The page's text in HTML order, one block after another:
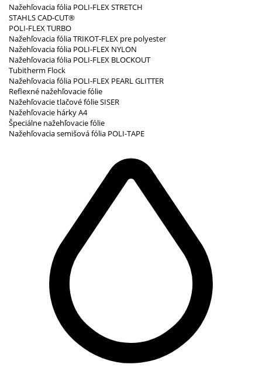
Nažehľovacia fólia POLI-FLEX STRETCH
STAHLS CAD-CUT®
POLI-FLEX TURBO
Nažehľovacia fólia TRIKOT-FLEX pre polyester
Nažehľovacia fólia POLI-FLEX NYLON
Nažehľovacia fólia POLI-FLEX BLOCKOUT
Tubitherm Flock
Nažehľovacia fólia POLI-FLEX PEARL GLITTER
Reflexné nažehľovacie fólie
Nažehľovacie tlačové fólie SISER
Nažehľovacie hárky A4
Špeciálne nažehľovacie fólie
Nažehľovacia semišová fólia POLI-TAPE